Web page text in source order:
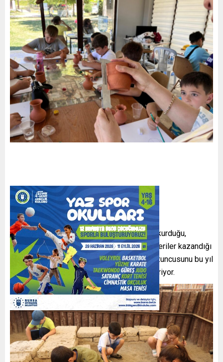
Nilüfer Belediyesi, çocukların doğayla bağ kurduğu,
bilimsel meraklarını geliştirdiği ve yeni beceriler kazandığı
“Nilüfer Doğa ve Bilim Yaz Okulu”nun dokuzuncusunu bu yıl
1-31 Temmuz tarihleri arasında gerçekleştiriyor.